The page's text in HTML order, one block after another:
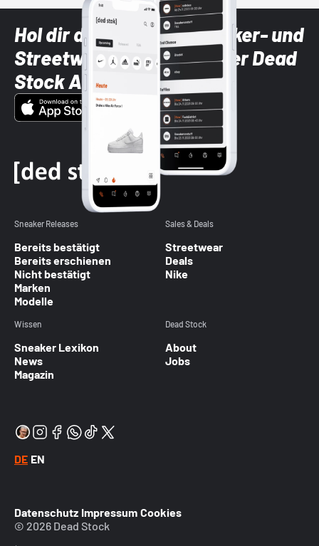
Hol dir die neuesten Sneaker- und
Streetwear-Brands mit der Dead
Stock App
Sneaker Releases
Bereits bestätigt
Bereits erschienen
Nicht bestätigt
Marken
Modelle
Sales & Deals
Streetwear
Deals
Nike
Wissen
Sneaker Lexikon
News
Magazin
Dead Stock
About
Jobs
DE EN
Datenschutz Impressum Cookies
© 2026 Dead Stock